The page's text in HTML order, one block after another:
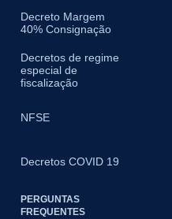
Decreto Margem
40% Consignação
Decretos de regime
especial de
fiscalização
NFSE
Decretos COVID 19
PERGUNTAS
FREQUENTES